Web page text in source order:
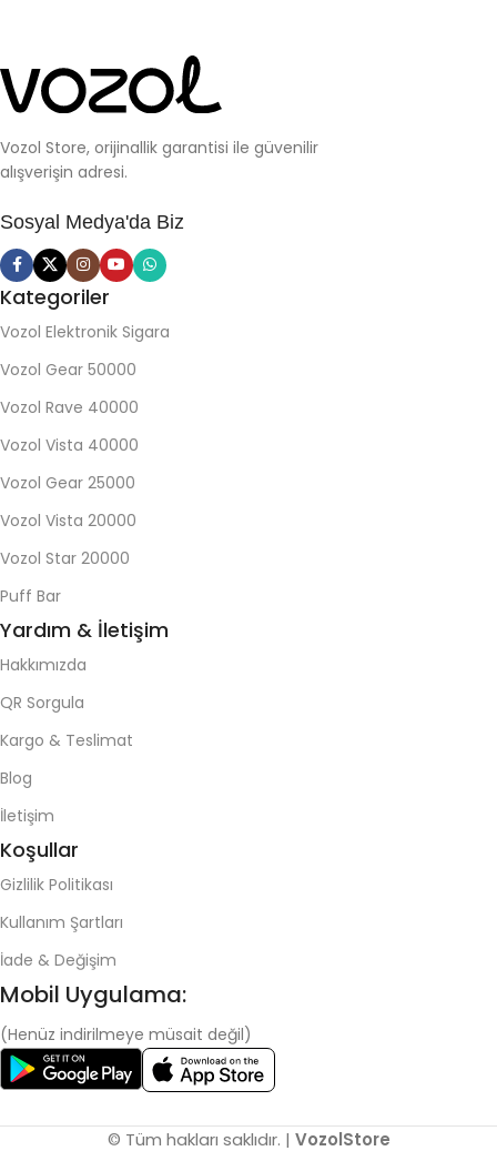
Vozol Store, orijinallik garantisi ile güvenilir
alışverişin adresi.
Sosyal Medya'da Biz
Kategoriler
Vozol Elektronik Sigara
Vozol Gear 50000
Vozol Rave 40000
Vozol Vista 40000
Vozol Gear 25000
Vozol Vista 20000
Vozol Star 20000
Puff Bar
Yardım & İletişim
Hakkımızda
QR Sorgula
Kargo & Teslimat
Blog
İletişim
Koşullar
Gizlilik Politikası
Kullanım Şartları
İade & Değişim
Mobil Uygulama:
(Henüz indirilmeye müsait değil)
© Tüm hakları saklıdır. | VozolStore